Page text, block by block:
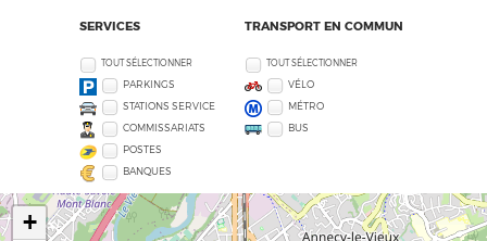
SERVICES
TOUT SÉLECTIONNER
PARKINGS
STATIONS SERVICE
COMMISSARIATS
POSTES
BANQUES
TRANSPORT EN COMMUN
TOUT SÉLECTIONNER
VÉLO
MÉTRO
BUS
+